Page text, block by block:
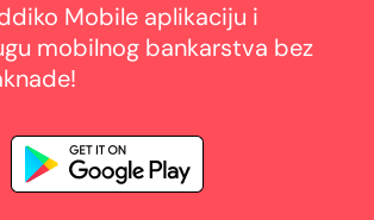
Mobile aplikaciju i
mobilnog bankarstva bez